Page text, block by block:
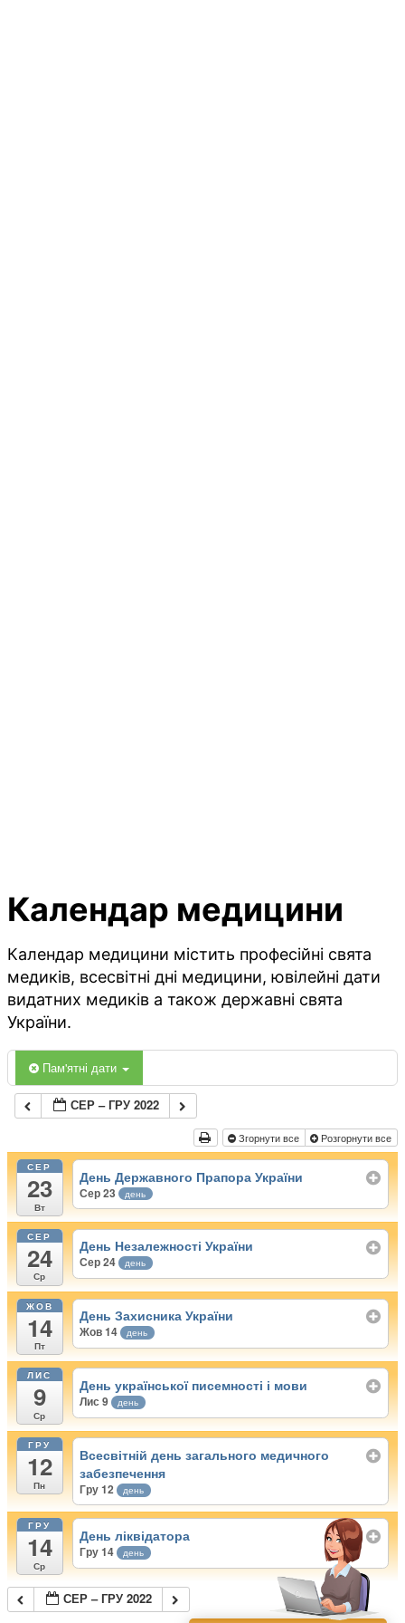
Календар медицини
Календар медицини містить професійні свята
медиків, всесвітні дні медицини, ювілейні дати
видатних медиків а також державні свята
України.
Пам'ятні дати
СЕР – ГРУ 2022
Згорнути все Розгорнути все
СЕР
23
Вт
День Державного Прапора України
Сер 23 день
СЕР
24
Ср
День Незалежності України
Сер 24 день
ЖОВ
14
Пт
День Захисника України
Жов 14 день
ЛИС
9
Ср
День української писемності і мови
Лис 9 день
ГРУ
12
Пн
Всесвітній день загального медичного
забезпечення
Гру 12 день
ГРУ
14
Ср
День ліквідатора
Гру 14 день
СЕР – ГРУ 2022